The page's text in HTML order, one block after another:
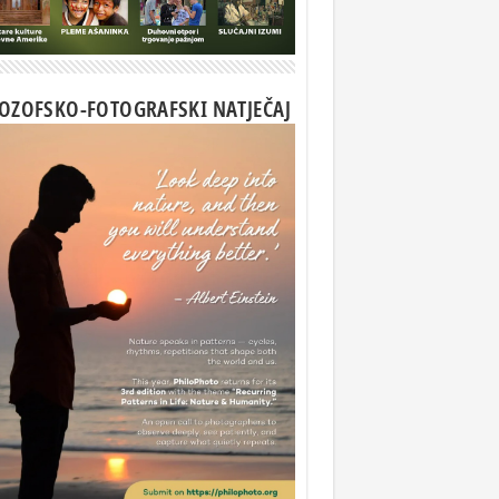
FOTOGRAFSKI NATJEČAJ